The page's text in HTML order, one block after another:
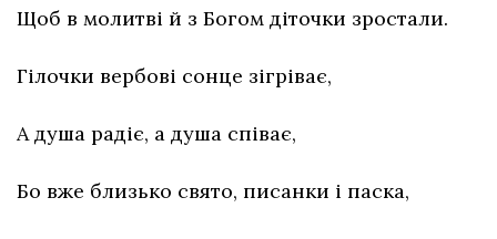
Щоб в молитві й з Богом діточки зростали.
Гілочки вербові сонце зігріває,
А душа радіє, а душа співає,
Бо вже близько свято, писанки і паска,